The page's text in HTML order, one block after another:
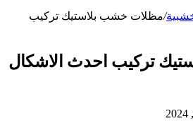
/مظلات خشب بلاستيك تركيب
تركيب احدث الاشكال